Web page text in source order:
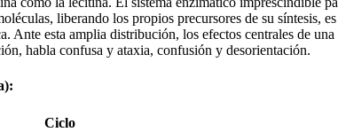
liberando los propios precursores de su síntesis,
esta amplia distribución, los efectos centrales de
habla confusa y ataxia, confusión y desorientación.
Ciclo